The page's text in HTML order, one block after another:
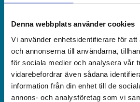
Denna webbplats använder cookies
Vi använder enhetsidentifierare för att
och annonserna till användarna,
för sociala medier och analysera vår
vidarebefordrar även sådana
information från din enhet till de
annons- och analysföretag som vi
Världen idag är en
och obunden nyhets­­­tidning
Ansvarig utgivare och
Jonas Adolfsson